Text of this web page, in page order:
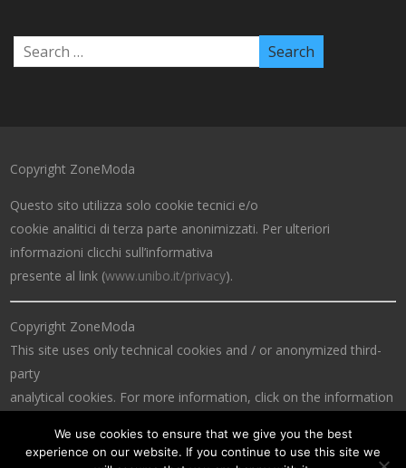
Copyright ZoneModa
Questo sito utilizza solo cookie tecnici e/o
cookie analitici di terza parte anonimizzati. Per ulteriori
informazioni clicchi sull’informativa
presente al link (www.unibo.it/privacy).
Copyright ZoneModa
This site uses only technical cookies and / or anonymized third-
party
analytical cookies. For more information, click on the information
We use cookies to ensure that we give you the best
experience on our website. If you continue to use this site we